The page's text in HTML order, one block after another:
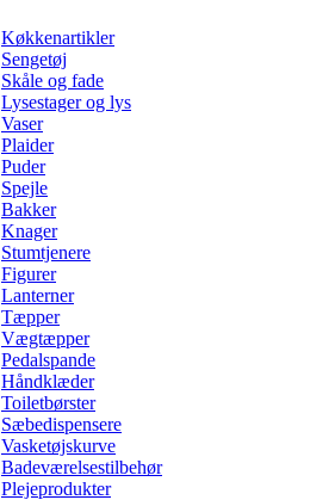
Køkkenartikler
Sengetøj
Skåle og fade
Lysestager og lys
Vaser
Plaider
Puder
Spejle
Bakker
Knager
Stumtjenere
Figurer
Lanterner
Tæpper
Vægtæpper
Pedalspande
Håndklæder
Toiletbørster
Sæbedispensere
Vasketøjskurve
Badeværelsestilbehør
Plejeprodukter